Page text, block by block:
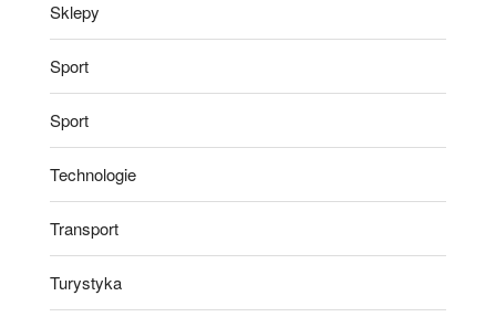
Sklepy
Sport
Sport
Technologie
Transport
Turystyka